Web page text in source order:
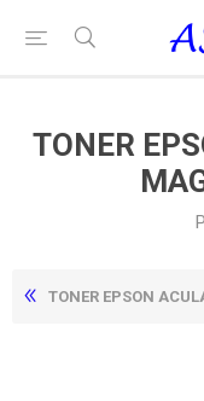
TONER
TONER EPSON ACULASER C4200 GIALLO